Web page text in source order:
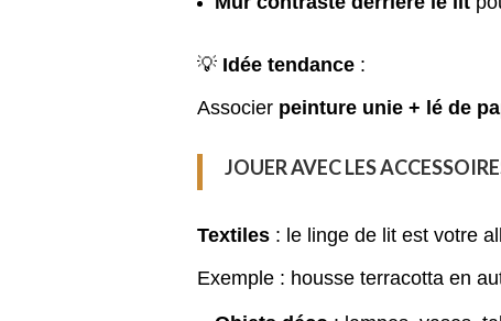
💡 Idée tendance :
Associer peinture unie + lé de
JOUER AVEC LES
Textiles : le linge de lit est votre
Exemple : housse terracotta en